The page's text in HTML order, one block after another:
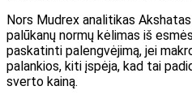
Nors Mudrex analitikas
palūkanų normų kėlimas iš
paskatinti palengvėjimą, jei
palankios, kiti įspėja, kad tai
sverto kainą.